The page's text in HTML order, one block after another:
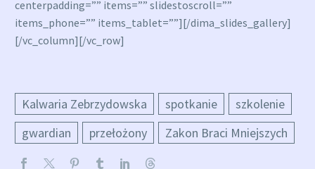
centerpadding=”” items=”” slidestoscroll=””
items_phone=”” items_tablet=””][/dima_slides_gallery]
[/vc_column][/vc_row]
Kalwaria Zebrzydowska spotkanie
szkolenie
gwardian
przełożony Zakon Braci Mniejszych